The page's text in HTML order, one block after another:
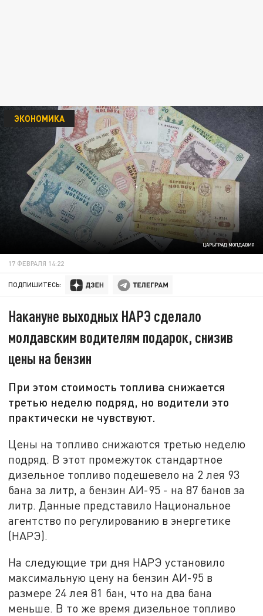
ЦАРЬГРАД МОЛДАВИЯ
ЭКОНОМИКА
17 ФЕВРАЛЯ 14:22
ПОДПИШИТЕСЬ:
Накануне выходных НАРЭ сделало
молдавским водителям подарок, снизив
цены на бензин
При этом стоимость топлива снижается
третью неделю подряд, но водители это
практически не чувствуют.
Цены на топливо снижаются третью неделю
подряд. В этот промежуток стандартное
дизельное топливо подешевело на 2 лея 93
бана за литр, а бензин АИ-95 - на 87 банов за
литр. Данные представило Национальное
агентство по регулированию в энергетике
(НАРЭ).
На следующие три дня НАРЭ установило
максимальную цену на бензин АИ-95 в
размере 24 лея 81 бан, что на два бана
меньше. В то же время дизельное топливо